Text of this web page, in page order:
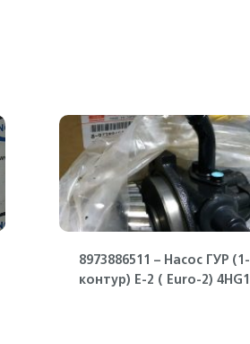
8973886511 – Насос ГУР (1-
контур) Е-2 ( Euro-2) 4HG1